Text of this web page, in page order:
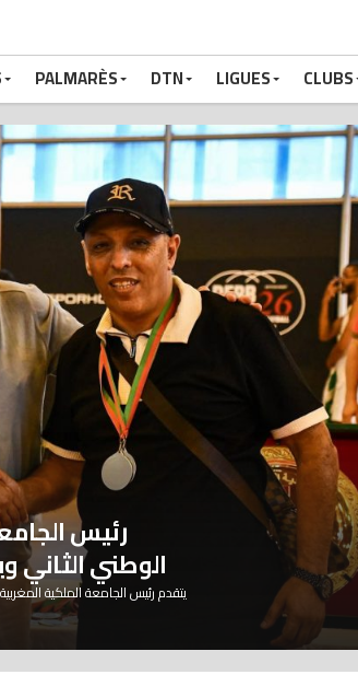
PALMARÈS DTN LIGUES CLUBS
رئيس
الوطني الثاني
يتقدم رئيس الجامعة الملكية